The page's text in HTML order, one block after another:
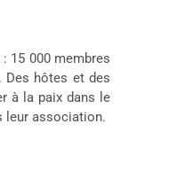
15 000 membres
Des hôtes et des
à la paix dans le
leur association.